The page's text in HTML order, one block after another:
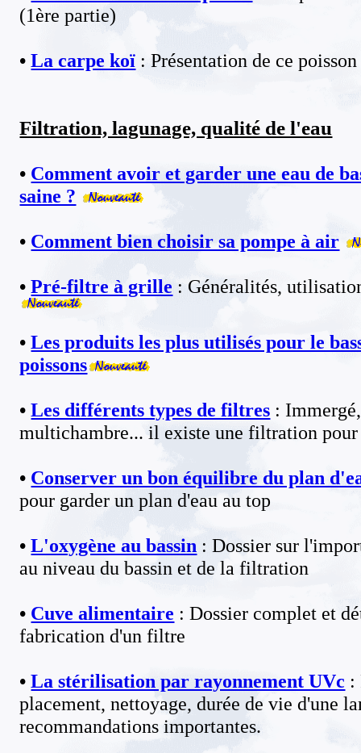
(1ère partie)
•La carpe koï : Présentation de ce
Filtration, lagunage, qualité de l'eau
• Comment avoir et garder une eau de
saine ?
• Comment bien choisir sa pompe à air
•Pré-filtre à grille : Généralités,
•Les produits les plus utilisés pour le
poissons
•Les différents types de filtres :
multichambre... il existe une filtration
• Conserver un bon équilibre du plan
pour garder un plan d'eau au top
•L'oxygène au bassin : Dossier sur
au niveau du bassin et de la filtration
• Cuve alimentaire : Dossier complet et
fabrication d'un filtre
•La stérilisation par rayonnement UVc :
placement, nettoyage, durée de vie d'une
recommandations importantes.